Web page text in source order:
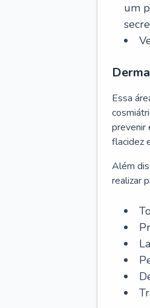
um
Essa
prevenir
flacidez
Além
realizar